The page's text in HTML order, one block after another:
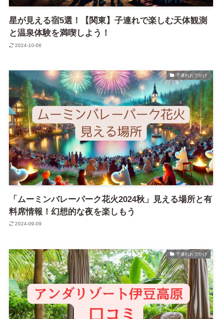
星が見える宿5選！【関東】子連れで楽しむ天体観測
と温泉体験を満喫しよう！
2024-10-06
子連れおでかけ
「ムーミンバレーパーク花火2024秋」見える場所と有
料席情報！幻想的な夜を楽しもう
2024-09-09
子連れおでかけ